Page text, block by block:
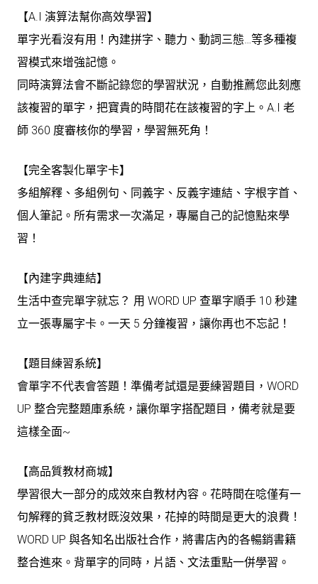
【A.I 演算法幫你高效學習】
單字光看沒有用！內建拼字、聽力、動詞三態…等多種複
習模式來增強記憶。
同時演算法會不斷記錄您的學習狀況，自動推薦您此刻應
該複習的單字，把寶貴的時間花在該複習的字上。A.I 老
師 360 度審核你的學習，學習無死角！
【完全客製化單字卡】
多組解釋、多組例句、同義字、反義字連結、字根字首、
個人筆記。所有需求一次滿足，專屬自己的記憶點來學
習！
【內建字典連結】
生活中查完單字就忘？ 用 WORD UP 查單字順手 10 秒建
立一張專屬字卡。一天 5 分鐘複習，讓你再也不忘記！
【題目練習系統】
會單字不代表會答題！準備考試還是要練習題目，WORD
UP 整合完整題庫系統，讓你單字搭配題目，備考就是要
這樣全面~
【高品質教材商城】
學習很大一部分的成效來自教材內容。花時間在唸僅有一
句解釋的貧乏教材既沒效果，花掉的時間是更大的浪費！
WORD UP 與各知名出版社合作，將書店內的各暢銷書籍
整合進來。背單字的同時，片語、文法重點一併學習。